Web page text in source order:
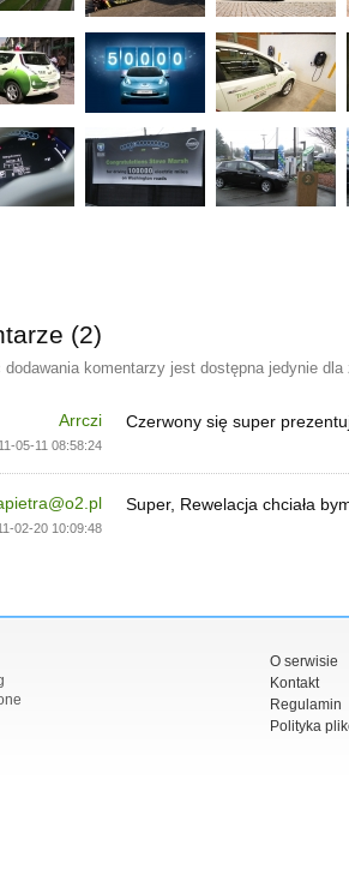
(2)
dodawania komentarzy jest dostępna jedynie
Arrczi
05-11 08:58:24
Czerwony się super
02-20 10:09:48
Super, Rewelacja chciała
O serwisie
Kontakt
Regulamin
Polityka